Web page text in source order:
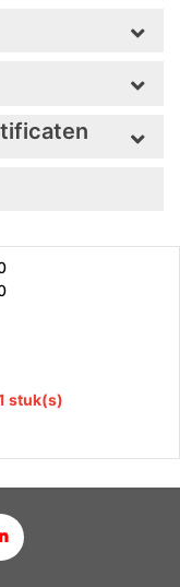
stuk(s)